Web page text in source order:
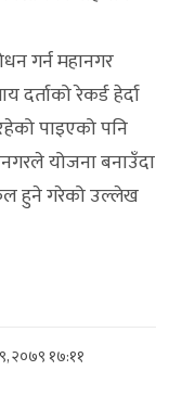
गर्न महानगर
रेकर्ड हेर्दा
पाइएको पनि
योजना बनाउँदा
फेल हुने गरेको उल्लेख
२०७९ १७:११